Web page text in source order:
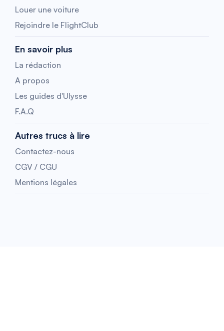
Louer une voiture
Rejoindre le FlightClub
En savoir plus
La rédaction
A propos
Les guides d'Ulysse
F.A.Q
Autres trucs à lire
Contactez-nous
CGV / CGU
Mentions légales